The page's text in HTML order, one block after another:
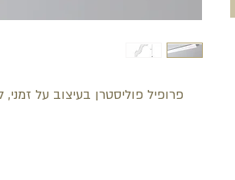
פרופיל פוליסטרן בעיצוב על